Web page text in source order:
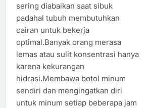
sering diabaikan saat sibuk
padahal tubuh membutuhkan
cairan untuk bekerja
optimal.Banyak orang merasa
lemas atau sulit konsentrasi hanya
karena kekurangan
hidrasi.Membawa botol minum
sendiri dan mengingatkan diri
untuk minum setiap beberapa jam